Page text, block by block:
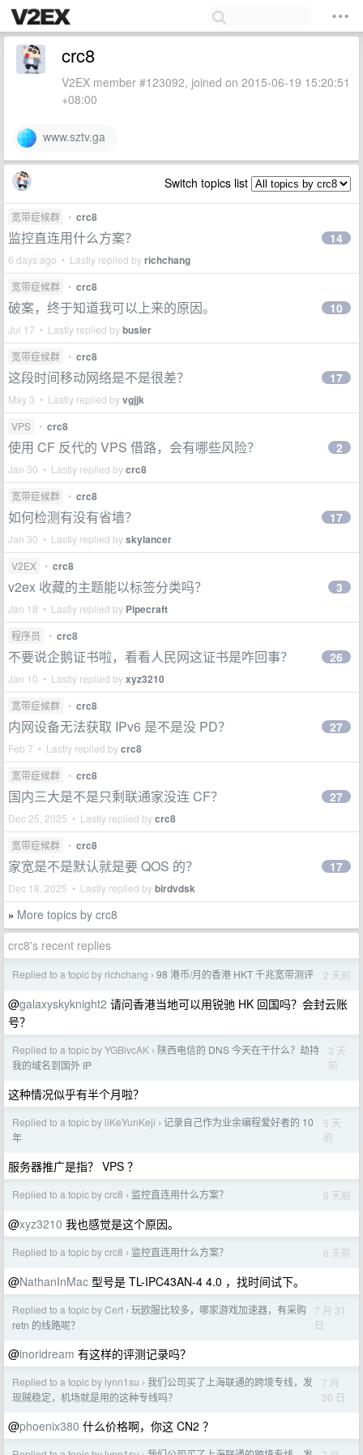
crc8
V2EX member #123092, joined on 2015-06-19 15:20:51
+08:00
www.sztv.ga
Switch topics list
宽带症候群 • crc8
监控直连用什么方案？
6 days ago • Lastly replied byrichchang
14
宽带症候群 • crc8
破案，终于知道我可以上来的原因。
Jul 17 • Lastly replied bybusier
10
宽带症候群 • crc8
这段时间移动网络是不是很差？
May 3 • Lastly replied byvgjjk
17
VPS • crc8
使用 CF 反代的 VPS 借路，会有哪些风险？
Jan 30 • Lastly replied bycrc8
2
宽带症候群 • crc8
如何检测有没有省墙？
Jan 30 • Lastly replied byskylancer
17
V2EX • crc8
v2ex 收藏的主题能以标签分类吗？
Jan 18 • Lastly replied by Pipecraft
3
程序员 • crc8
不要说企鹅证书啦，看看人民网这证书是咋回事？
Jan 10 • Lastly replied byxyz3210
26
宽带症候群 • crc8
内网设备无法获取 IPv6 是不是没 PD？
Feb 7 • Lastly replied bycrc8
27
宽带症候群 • crc8
国内三大是不是只剩联通家没连 CF？
Dec 25, 2025 • Lastly replied bycrc8
27
宽带症候群 • crc8
家宽是不是默认就是要 QOS 的？
Dec 18, 2025 • Lastly replied bybirdvdsk
17
» More topics by crc8
crc8's recent replies
Replied to a topic by richchang › 98 港币/月的香港 HKT 千兆宽带测评 2 天前
@galaxyskyknight2 请问香港当地可以用锐驰 HK 回国吗？会封云账
号？
Replied to a topic by YGBlvcAK › 陕西电信的 DNS 今天在干什么？劫持
我的域名到国外 IP
3 天
前
这种情况似乎有半个月啦？
Replied to a topic by liKeYunKeji › 记录自己作为业余编程爱好者的 10
年
5 天
前
服务器推广是指？ VPS ？
Replied to a topic by crc8 › 监控直连用什么方案？ 6 天前
@xyz3210 我也感觉是这个原因。
Replied to a topic by crc8 › 监控直连用什么方案？ 6 天前
@NathanInMac 型号是 TL-IPC43AN-4 4.0 ，找时间试下。
Replied to a topic by Cert › 玩欧服比较多，哪家游戏加速器，有采购
retn 的线路呢？
7 月 31
日
@inoridream 有这样的评测记录吗？
Replied to a topic by lynn1su › 我们公司买了上海联通的跨境专线，发
现贼稳定，机场就是用的这种专线吗？
7 月
30 日
@phoenix380 什么价格啊，你这 CN2 ？